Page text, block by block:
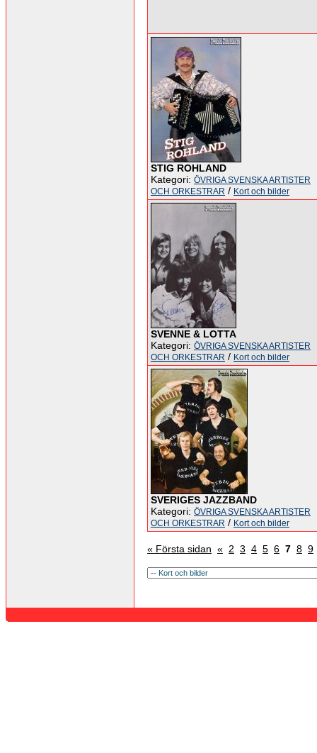
STIG ROHLAND
Kategori: ÖVRIGA SVENSKA ARTISTER
OCH ORKESTRAR / Kort och bilder
SVENNE & LOTTA
Kategori: ÖVRIGA SVENSKA ARTISTER
OCH ORKESTRAR / Kort och bilder
SVERIGES JAZZBAND
Kategori: ÖVRIGA SVENSKA ARTISTER
OCH ORKESTRAR / Kort och bilder
« Första sidan « 2 3 4 5 6 7 8 9